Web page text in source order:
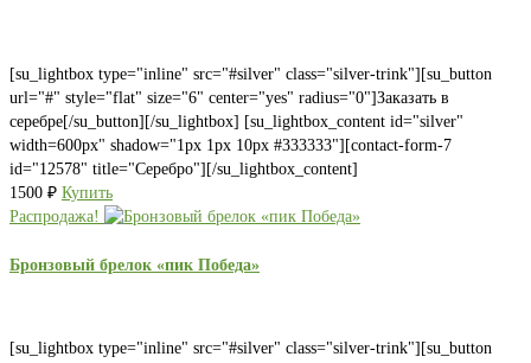
[su_lightbox type="inline" src="#silver" class="silver-trink"][su_button
url="#" style="flat" size="6" center="yes" radius="0"]Заказать в
серебре[/su_button][/su_lightbox] [su_lightbox_content id="silver"
width=600px" shadow="1px 1px 10px #333333"][contact-form-7
id="12578" title="Серебро"][/su_lightbox_content]
1500 ₽ Купить
Распродажа!
Бронзовый брелок «пик Победа»
[su_lightbox type="inline" src="#silver" class="silver-trink"][su_button